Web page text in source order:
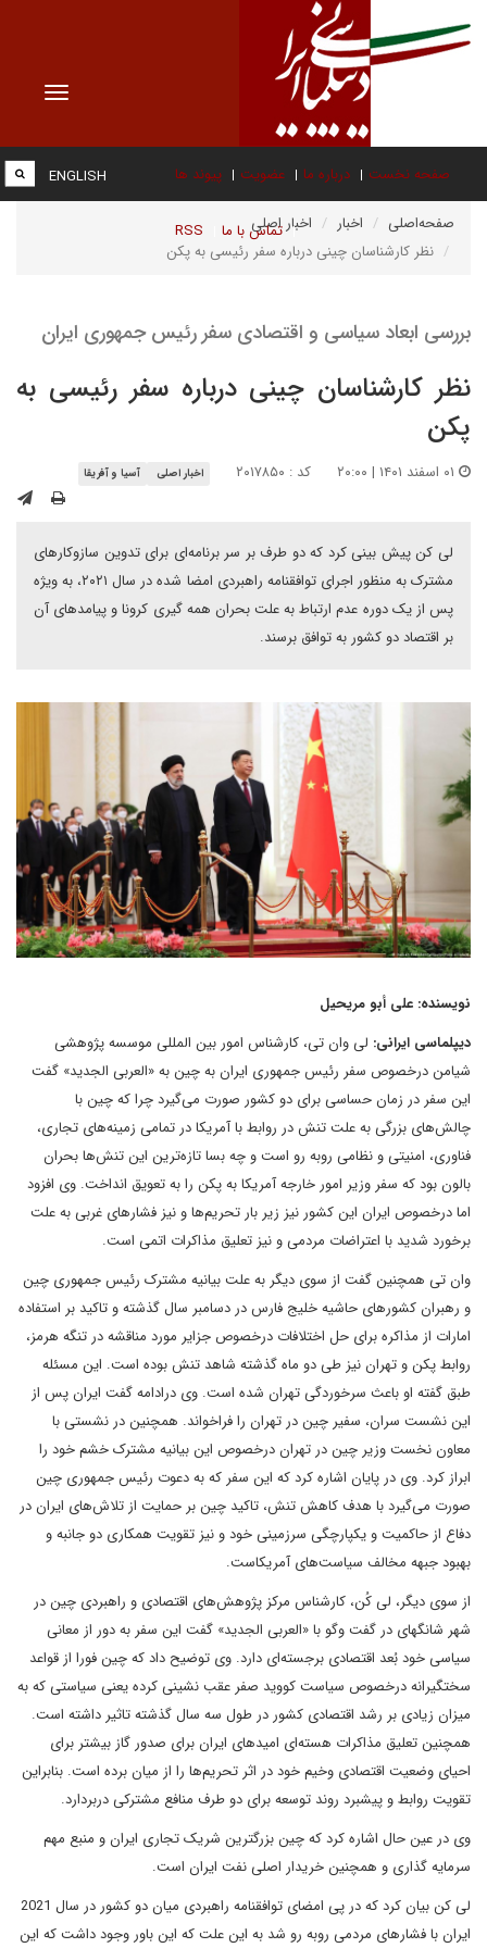
Toggle
صفحه نخست درباره ما عضویت پیوند ها
تماس با ما RSS
ENGLISH
صفحه‌اصلی اخبار
اخبار اصلی
نظر کارشناسان چینی درباره سفر رئیسی به پکن
بررسی ابعاد سیاسی و اقتصادی سفر رئیس جمهوری ایران
نظر کارشناسان چینی درباره سفر رئیسی به
پکن
کد : ۲۰۱۷۸۵۰ اخبار اصلی آسیا و آفریقا
لی کن پیش بینی کرد که دو طرف بر سر برنامه‌ای برای تدوین سازوکارهای
مشترک به منظور اجرای توافقنامه راهبردی امضا شده در سال ۲۰۲۱، به ویژه
پس از یک دوره عدم ارتباط به علت بحران همه گیری کرونا و پیامدهای آن
بر اقتصاد دو کشور به توافق برسند.
نویسنده: علی أبو مریحیل
دیپلماسی ایرانی: لی وان تی، کارشناس امور بین المللی موسسه پژوهشی
شیامن درخصوص سفر رئیس جمهوری ایران به چین به «العربی الجدید» گفت
این سفر در زمان حساسی برای دو کشور صورت می‌گیرد چرا که چین با
چالش‌های بزرگی به علت تنش در روابط با آمریکا در تمامی زمینه‌های تجاری،
فناوری، امنیتی و نظامی روبه رو است و چه بسا تازه‌ترین این تنش‌ها بحران
بالون بود که سفر وزیر امور خارجه آمریکا به پکن را به تعویق انداخت. وی افزود
اما درخصوص ایران این کشور نیز زیر بار تحریم‌ها و نیز فشارهای غربی به علت
برخورد شدید با اعتراضات مردمی و نیز تعلیق مذاکرات اتمی است.
وان تی همچنین گفت از سوی دیگر به علت بیانیه مشترک رئیس جمهوری چین
و رهبران کشورهای حاشیه خلیج فارس در دسامبر سال گذشته و تاکید بر استفاده
امارات از مذاکره برای حل اختلافات درخصوص جزایر مورد مناقشه در تنگه هرمز،
روابط پکن و تهران نیز طی دو ماه گذشته شاهد تنش بوده است. این مسئله
طبق گفته او باعث سرخوردگی تهران شده است. وی درادامه گفت ایران پس از
این نشست سران، سفیر چین در تهران را فراخواند. همچنین در نشستی با
معاون نخست وزیر چین در تهران درخصوص این بیانیه مشترک خشم خود را
ابراز کرد. وی در پایان اشاره کرد که این سفر که به دعوت رئیس جمهوری چین
صورت می‌گیرد با هدف کاهش تنش، تاکید چین بر حمایت از تلاش‌های ایران در
دفاع از حاکمیت و یکپارچگی سرزمینی خود و نیز تقویت همکاری دو جانبه و
بهبود جبهه مخالف سیاست‌های آمریکاست.
از سوی دیگر، لی کُن، کارشناس مرکز پژوهش‌های اقتصادی و راهبردی چین در
شهر شانگهای در گفت وگو با «العربی الجدید» گفت این سفر به دور از معانی
سیاسی خود بُعد اقتصادی برجسته‌ای دارد. وی توضیح داد که چین فورا از قواعد
سختگیرانه درخصوص سیاست کووید صفر عقب نشینی کرده یعنی سیاستی که به
میزان زیادی بر رشد اقتصادی کشور در طول سه سال گذشته تاثیر داشته است.
همچنین تعلیق مذاکرات هسته‌ای امیدهای ایران برای صدور گاز بیشتر برای
احیای وضعیت اقتصادی وخیم خود در اثر تحریم‌ها را از میان برده است. بنابراین
تقویت روابط و پیشبرد روند توسعه برای دو طرف منافع مشترکی دربردارد.
وی در عین حال اشاره کرد که چین بزرگترین شریک تجاری ایران و منبع مهم
سرمایه گذاری و همچنین خریدار اصلی نفت ایران است.
لی کن بیان کرد که در پی امضای توافقنامه راهبردی میان دو کشور در سال 2021
ایران با فشارهای مردمی روبه رو شد به این علت که این باور وجود داشت که این